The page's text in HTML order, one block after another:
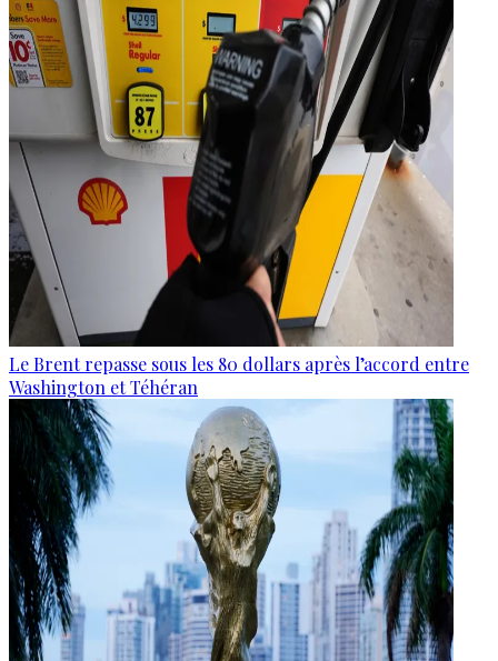
Le Brent repasse sous les 80 dollars après l’accord entre
Washington et Téhéran